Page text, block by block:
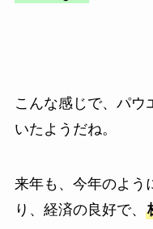
こんな感じで、パウ
いたようだね。
来年も、今年のよう
り、経済の良好で、